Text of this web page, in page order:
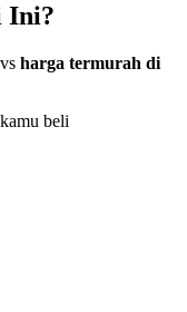
Ini?
harga termurah di
beli